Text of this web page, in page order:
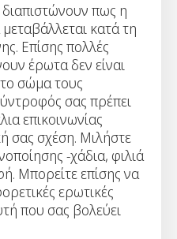
διαπιστώνουν πως η
κατά τη
Επίσης πολλές
έρωτα δεν είναι
σώμα τους
σας πρέπει
επικοινωνίας
σας σχέση. Μιλήστε
-χάδια, φιλιά
Μπορείτε επίσης να
ερωτικές
που σας βολεύει